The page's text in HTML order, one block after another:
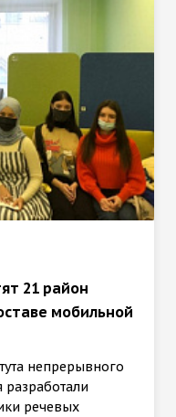
21 район
мобильной
непрерывного
разработали
речевых